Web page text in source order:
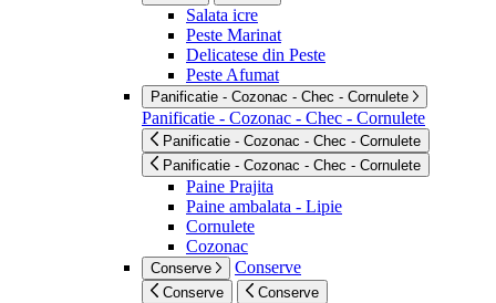
Salata icre
Peste Marinat
Delicatese din Peste
Peste Afumat
Panificatie - Cozonac - Chec - Cornulete
Panificatie - Cozonac - Chec - Cornulete
Panificatie - Cozonac - Chec - Cornulete
Panificatie - Cozonac - Chec - Cornulete
Paine Prajita
Paine ambalata - Lipie
Cornulete
Cozonac
Conserve Conserve
Conserve Conserve